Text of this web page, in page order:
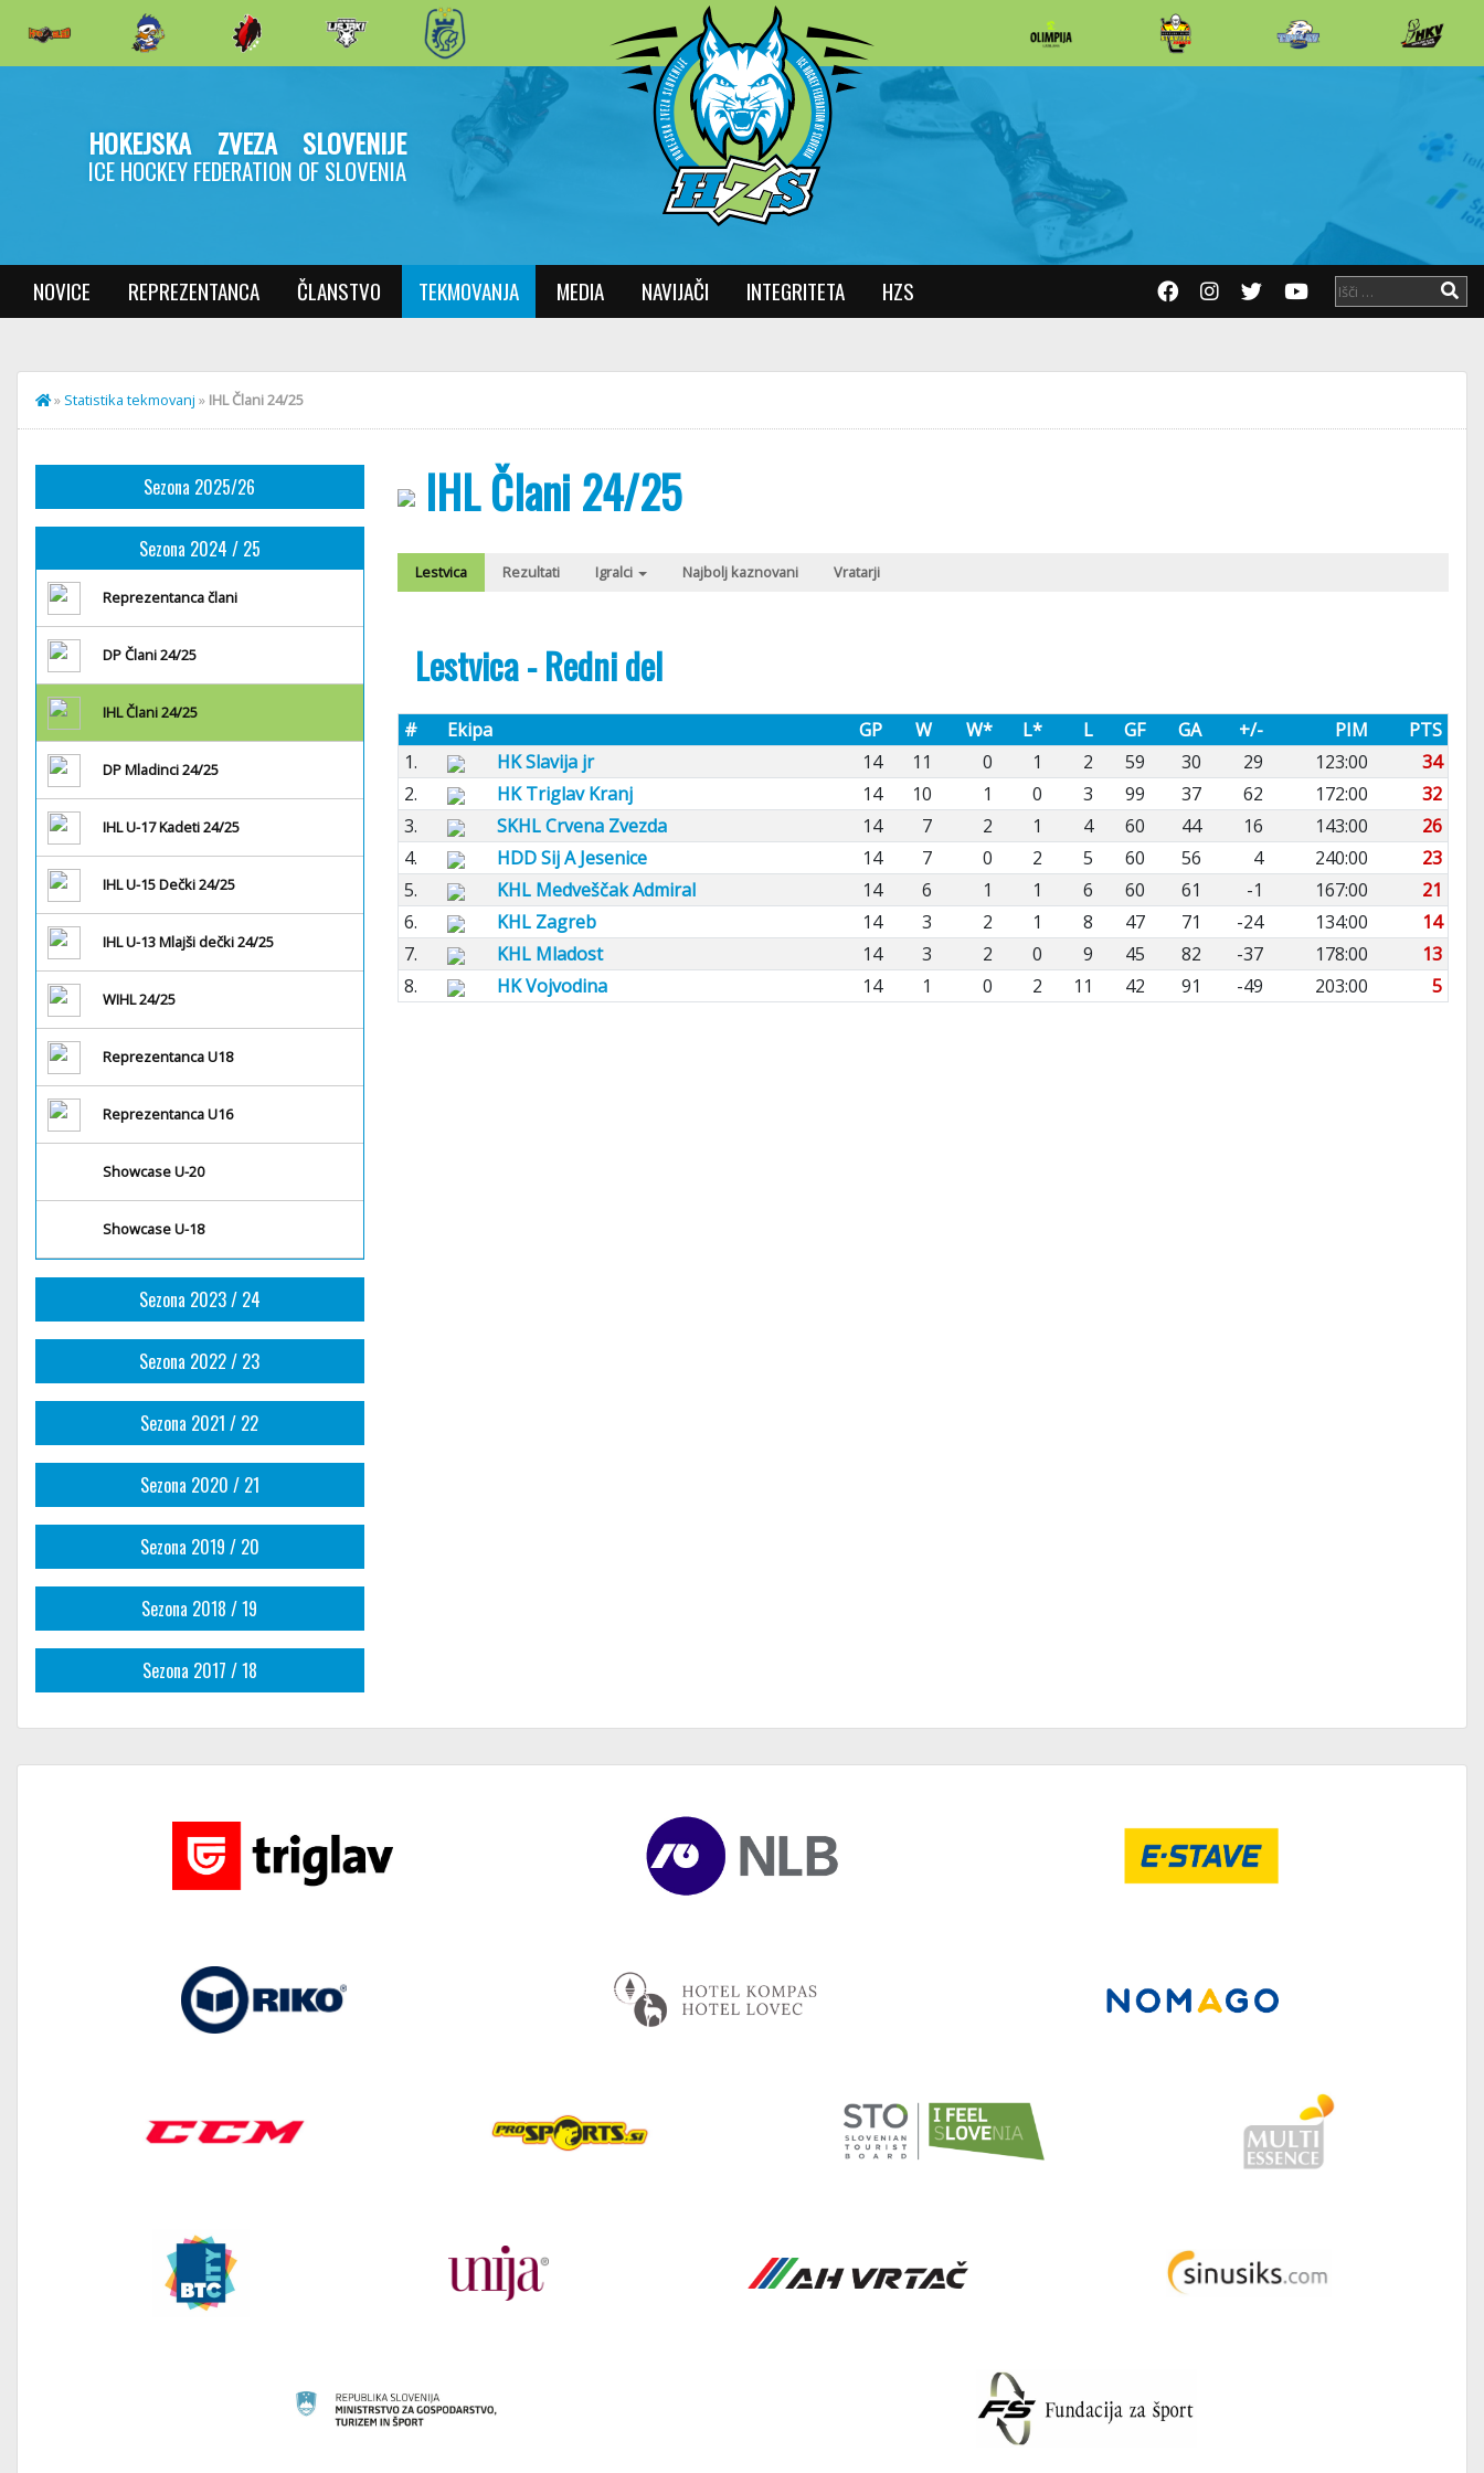
HOKEJSKA ZVEZA SLOVENIJE
ICE HOCKEY FEDERATION OF SLOVENIA
NOVICE REPREZENTANCA ČLANSTVO TEKMOVANJA MEDIA NAVIJAČI INTEGRITETA HZS
» Statistika tekmovanj » IHL Člani 24/25
Sezona 2025/26
Sezona 2024 / 25
Reprezentanca člani
DP Člani 24/25
IHL Člani 24/25
DP Mladinci 24/25
IHL U-17 Kadeti 24/25
IHL U-15 Dečki 24/25
IHL U-13 Mlajši dečki 24/25
WIHL 24/25
Reprezentanca U18
Reprezentanca U16
Showcase U-20
Showcase U-18
Sezona 2023 / 24
Sezona 2022 / 23
Sezona 2021 / 22
Sezona 2020 / 21
Sezona 2019 / 20
Sezona 2018 / 19
Sezona 2017 / 18
IHL Člani 24/25
Lestvica Rezultati Igralci Najbolj kaznovani Vratarji
Lestvica - Redni del
# Ekipa GP W W* L* L GF GA +/- PIM
PTS
1.
HK Slavija jr 14 11 0 1 2 59 30 29 123:00
34
2.
HK Triglav Kranj 14 10 1 0 3 99 37 62 172:00
32
3.
SKHL Crvena Zvezda 14 7 2 1 4 60 44 16 143:00
26
4.
HDD Sij A Jesenice 14 7 0 2 5 60 56 4 240:00
23
5.
KHL Medveščak Admiral 14 6 1 1 6 60 61 -1 167:00
21
6.
KHL Zagreb 14 3 2 1 8 47 71 -24 134:00
14
7.
KHL Mladost 14 3 2 0 9 45 82 -37 178:00
13
8.
HK Vojvodina 14 1 0 2 11 42 91 -49 203:00 5